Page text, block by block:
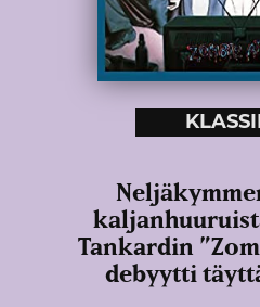
Tankardin
debyytti